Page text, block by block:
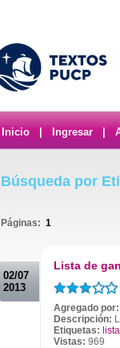
Inicio Ingresar
Búsqueda por
Páginas: 1
02/07
2013
Lista de
Agregado por:
Descripción:
Etiquetas:
Vistas: 969